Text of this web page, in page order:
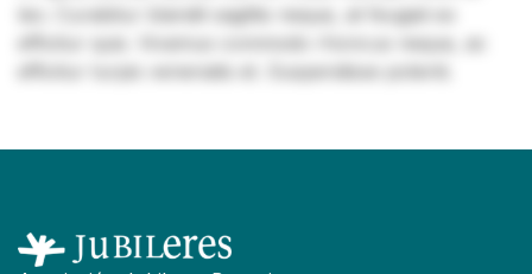
leo. Curabitur blandit sagittis neque, at feugiat ex
efficitur quis. Vivamus commodo rhoncus neque, ac
efficitur turpis venenatis et. Suspendisse potenti.